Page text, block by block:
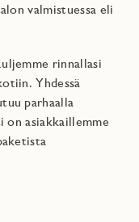
valmistuessa eli
rinnallasi
Yhdessä
parhaalla
on asiakkaillemme